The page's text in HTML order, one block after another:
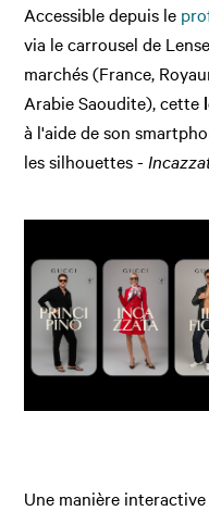
Accessible depuis le
via le carrousel de
marchés (France,
Arabie Saoudite), cette
à l'aide de son
les silhouettes -
Une manière